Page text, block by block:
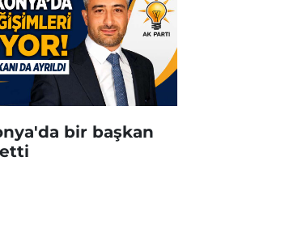
bir başkan